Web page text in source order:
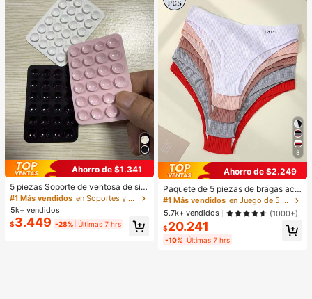
Ahorro de $1.341
5 piezas Soporte de ventosa de sili
cona para teléfono, Soporte de ven
tosa para teléfono, Soporte adhesiv
o para teléfono, Soporte adhesivo p
ara teléfono (Antes de usar, limpie c
uidadosamente la superficie para a
#1 Más vendidos
en Soportes y accesorios
5k+ vendidos
$3.449 -28% Últimas 7 hrs
8
Ahorro de $2.249
Paquete de 5 piezas de bragas aca
naladas para mujer, de alta elasticid
ad, unicolor con diseño de letras, ci
ntura baja, para uso diario
#1 Más vendidos
en Juego de 5 piezas Calzoncillos de mujer
5.7k+ vendidos
(1000+)
$20.241
-10% Últimas 7 hrs